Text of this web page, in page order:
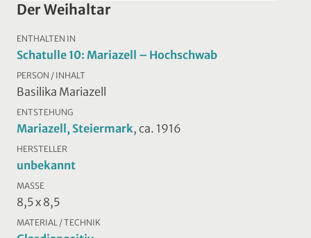
Der Weihaltar
ENTHALTEN IN
Schatulle 10: Mariazell – Hochschwab
PERSON / INHALT
Basilika Mariazell
ENTSTEHUNG
Mariazell, Steiermark, ca. 1916
HERSTELLER
unbekannt
MASSE
8,5 x 8,5
MATERIAL / TECHNIK